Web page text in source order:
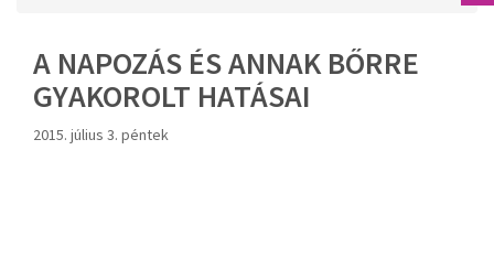
A NAPOZÁS ÉS ANNAK BŐRRE
GYAKOROLT HATÁSAI
2015. július 3. péntek